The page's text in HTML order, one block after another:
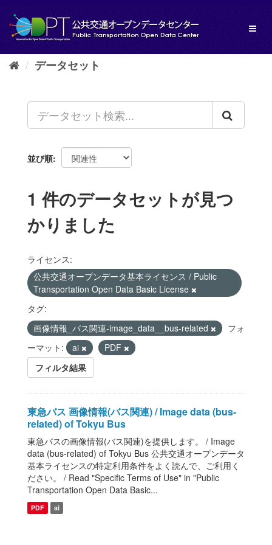
し
データセット
並び順
1 件のデータセットが見つ
かりました
ライセンス:
公共交通オープンデータ基本ライセンス / Public
Transportation Open Data Basic License
タグ:
画像情報_バス関連-image_data__bus-related
フォ
ーマット:
ai
PDF
フィルタ結果
東急バス 画像情報(バス関連) / Image data (bus-
related) of Tokyu Bus
東急バスの画像情報(バス関連)を提供します。 / Image
data (bus-related) of Tokyu Bus 公共交通オープンデータ
基本ライセンスの特定利用条件をよく読んで、ご利用く
ださい。 / Read "Specific Terms of Use" in "Public
Transportation Open Data Basic...
PDF ai